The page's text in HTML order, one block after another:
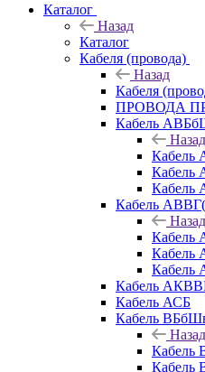
Каталог
Назад
Каталог
Кабеля (провода)
Назад
Кабеля
ПРОВОДА
Кабель
Назад
Кабель
Кабель
Кабель
Кабель
Назад
Кабель
Кабель
Кабель
Кабель
Кабель АСБ
Кабель
Назад
Кабель
Кабель